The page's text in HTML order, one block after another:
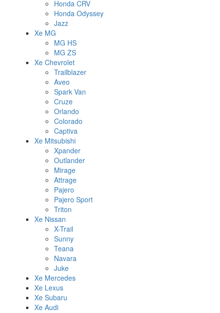
Honda CRV
Honda Odyssey
Jazz
Xe MG
MG HS
MG ZS
Xe Chevrolet
Trailblazer
Aveo
Spark Van
Cruze
Orlando
Colorado
Captiva
Xe Mitsubishi
Xpander
Outlander
Mirage
Attrage
Pajero
Pajero Sport
Triton
Xe Nissan
X-Trail
Sunny
Teana
Navara
Juke
Xe Mercedes
Xe Lexus
Xe Subaru
Xe Audi